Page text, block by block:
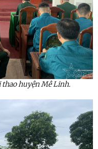
thao huyện Mê Linh.